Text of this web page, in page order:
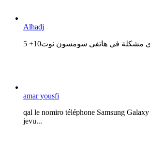
Alhadj
amar yousfi
qal le nomiro téléphone Samsung
jevu...